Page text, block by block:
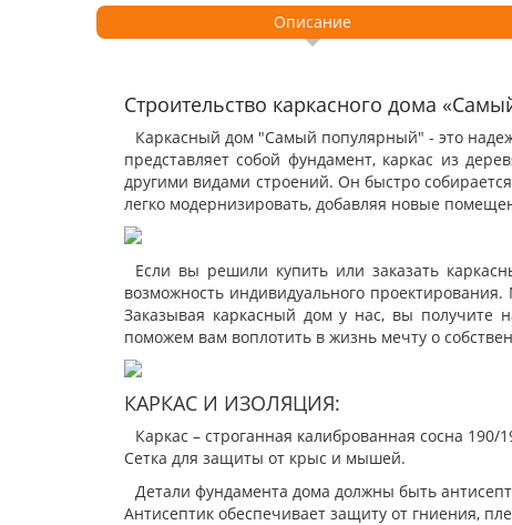
Описание
Строительство каркасного дома
Каркасный дом "Самый популярный" - это
представляет собой фундамент, каркас из
другими видами строений. Он быстро
легко модернизировать, добавляя новые
Если вы решили купить или заказать
возможность индивидуального
Заказывая каркасный дом у нас, вы получите
поможем вам воплотить в жизнь мечту о
КАРКАС И ИЗОЛЯЦИЯ:
Каркас – строганная калиброванная сосна 190/
Сетка для защиты от крыс и мышей.
Детали фундамента дома должны быть
Антисептик обеспечивает защиту от гниения,